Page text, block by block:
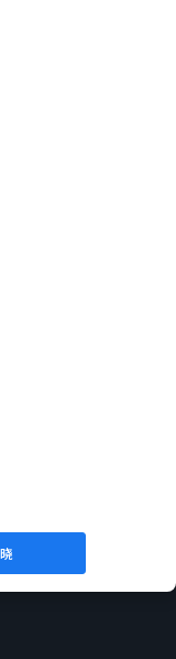
全了解所涉
证和服务营